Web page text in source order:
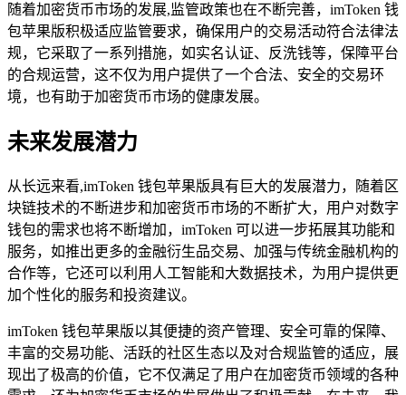
随着加密货币市场的发展,监管政策也在不断完善，imToken 钱
包苹果版积极适应监管要求，确保用户的交易活动符合法律法
规，它采取了一系列措施，如实名认证、反洗钱等，保障平台
的合规运营，这不仅为用户提供了一个合法、安全的交易环
境，也有助于加密货币市场的健康发展。
未来发展潜力
从长远来看,imToken 钱包苹果版具有巨大的发展潜力，随着区
块链技术的不断进步和加密货币市场的不断扩大，用户对数字
钱包的需求也将不断增加，imToken 可以进一步拓展其功能和
服务，如推出更多的金融衍生品交易、加强与传统金融机构的
合作等，它还可以利用人工智能和大数据技术，为用户提供更
加个性化的服务和投资建议。
imToken 钱包苹果版以其便捷的资产管理、安全可靠的保障、
丰富的交易功能、活跃的社区生态以及对合规监管的适应，展
现出了极高的价值，它不仅满足了用户在加密货币领域的各种